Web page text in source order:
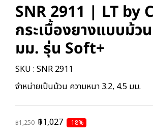
SNR 2911 | LT by
กระเบื้องยางแบบม้ว
มม. รุ่น Soft+
SKU : SNR 2911
จำหน่ายเป็นม้วน ความหนา 3.2, 4.5 มม.
฿1,250 ฿1,027 -18%